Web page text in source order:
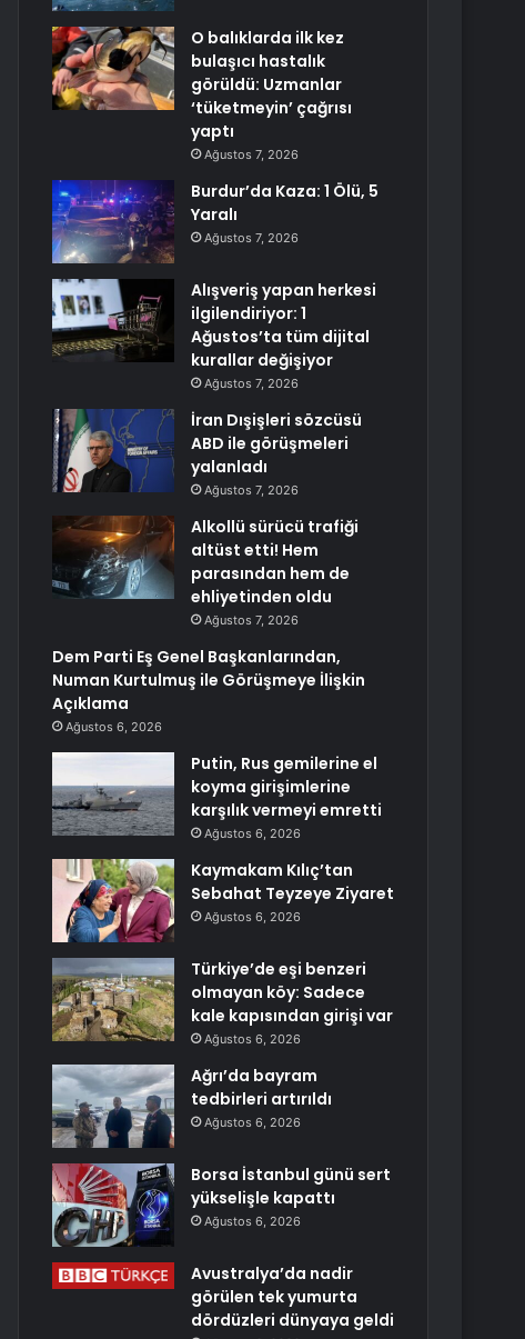
O balıklarda ilk kez
bulaşıcı hastalık
görüldü: Uzmanlar
‘tüketmeyin’ çağrısı
yaptı
Ağustos 7, 2026
Burdur’da Kaza: 1 Ölü, 5
Yaralı
Ağustos 7, 2026
Alışveriş yapan herkesi
ilgilendiriyor: 1
Ağustos’ta tüm dijital
kurallar değişiyor
Ağustos 7, 2026
İran Dışişleri sözcüsü
ABD ile görüşmeleri
yalanladı
Ağustos 7, 2026
Alkollü sürücü trafiği
altüst etti! Hem
parasından hem de
ehliyetinden oldu
Ağustos 7, 2026
Dem Parti Eş Genel Başkanlarından,
Numan Kurtulmuş ile Görüşmeye İlişkin
Açıklama
Ağustos 6, 2026
Putin, Rus gemilerine el
koyma girişimlerine
karşılık vermeyi emretti
Ağustos 6, 2026
Kaymakam Kılıç’tan
Sebahat Teyzeye Ziyaret
Ağustos 6, 2026
Türkiye’de eşi benzeri
olmayan köy: Sadece
kale kapısından girişi var
Ağustos 6, 2026
Ağrı’da bayram
tedbirleri artırıldı
Ağustos 6, 2026
Borsa İstanbul günü sert
yükselişle kapattı
Ağustos 6, 2026
Avustralya’da nadir
görülen tek yumurta
dördüzleri dünyaya geldi